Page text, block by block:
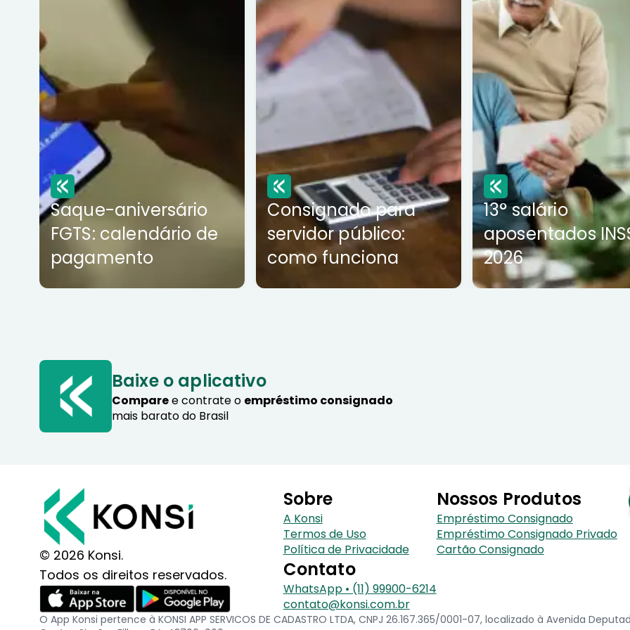
Saque-aniversário
FGTS: calendário de
pagamento
Consignado para
servidor público:
como funciona
13° salário
aposentados
2026
Baixe o aplicativo
Comparee contrate o empréstimo consignado
mais barato do Brasil
© 2026 Konsi.
Todos os direitos reservados.
Sobre
A Konsi
Termos de Uso
Política de Privacidade
Contato
WhatsApp • (11) 99900-6214
contato@konsi.com.br
Nossos Produtos
Empréstimo Consignado
Empréstimo Consignado Privado
Cartão Consignado
O App Konsi pertence à KONSI APP SERVICOS DE CADASTRO LTDA, CNPJ 26.167.365/0001-07, localizado à Avenida